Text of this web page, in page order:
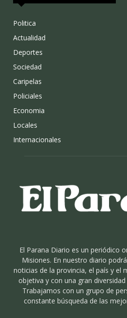
Politica
Actualidad
Deportes
Sociedad
Caripelas
Policiales
Economia
Locales
Internacionales
El Parana Diario es un periódico
Misiones. En nuestro diario
noticias de la provincia, el país y el
objetiva y con una gran
Trabajamos con un grupo de
constante búsqueda de las